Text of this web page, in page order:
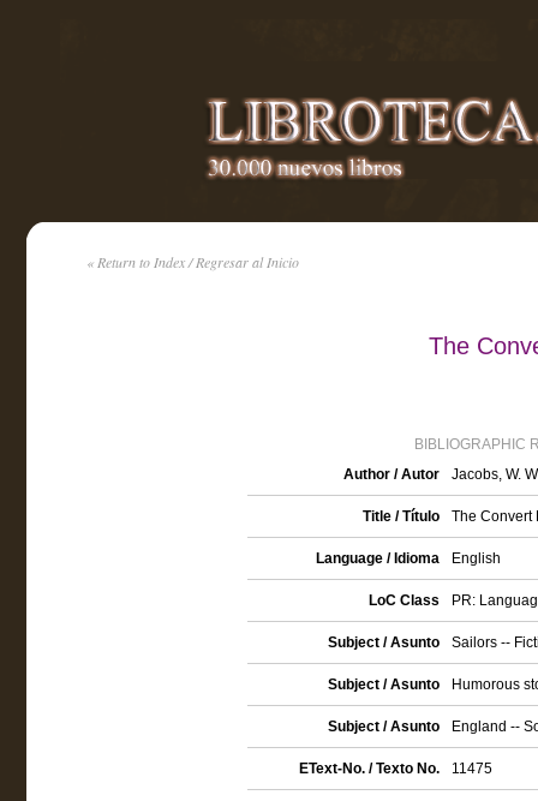
« Return to Index / Regresar al Inicio
The
BIBLIOGRAPHIC
Author / Autor
Jacobs, W.
Title / Título The Convert
Language / Idioma English
LoC Class PR:
Subject / Asunto Sailors --
Subject / Asunto Humorous
Subject / Asunto England --
EText-No. / Texto No. 11475